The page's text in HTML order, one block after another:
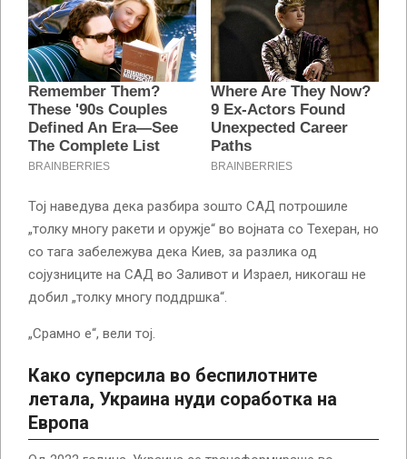
Тој наведува дека разбира зошто САД потрошиле
„толку многу ракети и оружје“ во војната со Техеран, но
со тага забележува дека Киев, за разлика од
сојузниците на САД во Заливот и Израел, никогаш не
добил „толку многу поддршка“.
„Срамно е“, вели тој.
Како суперсила во беспилотните
летала, Украина нуди соработка на
Европа